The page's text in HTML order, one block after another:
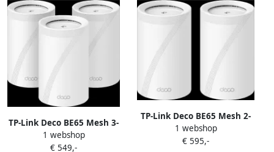
TP-Link Deco BE65 Mesh 3-
pack
1 webshop
€ 549,-
TP-Link Deco BE65 Mesh 2-
pack
1 webshop
€ 595,-